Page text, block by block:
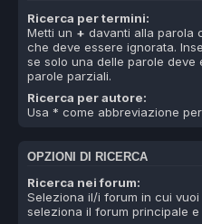
Ricerca per termini:
Metti un + davanti alla parola
che deve essere ignorata.
se solo una delle parole
parole parziali.
Ricerca per autore:
Usa * come abbreviazione
OPZIONI DI RICERCA
Ricerca nei forum:
Seleziona il/i forum in cui
seleziona il forum principale